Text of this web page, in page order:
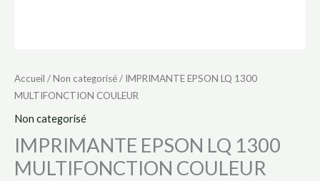
Accueil /Non categorisé/ IMPRIMANTE EPSON LQ 1300
MULTIFONCTION COULEUR
Non categorisé
IMPRIMANTE EPSON LQ 1300
MULTIFONCTION COULEUR